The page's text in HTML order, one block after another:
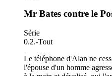
Mr Bates contre le
Série
0.2.-Tout
Le téléphone d'Alan ne
l'épouse d'un homme